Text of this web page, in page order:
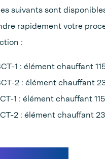
suivants sont
rapidement votre
:
1 : élément chauffant
2 : élément chauffant
1 : élément chauffant
2 : élément chauffant